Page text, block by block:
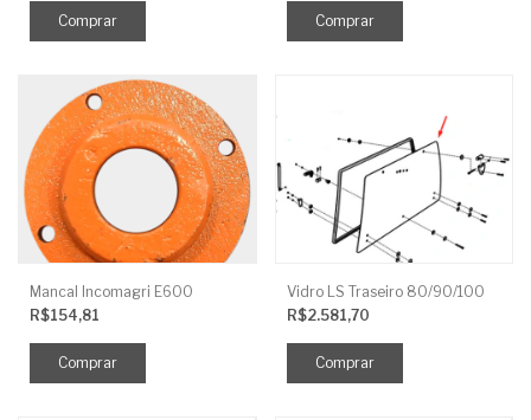
Mancal Incomagri E600
R$154,81
Vidro LS Traseiro 80/90/100
R$2.581,70